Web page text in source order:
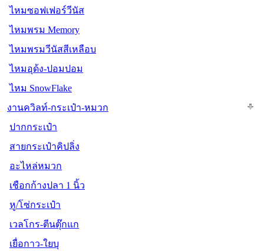
ไหมซอฟเฟอร์วีนัส
ไหมพรม Memory
ไหมพรมวีนัสสีเหลือบ
ไหมอุด้ง-ปอมปอม
ไหม SnowFlake
งานควิลท์-กระเป๋า-หมวก
ปากกระเป๋า
สายกระเป๋าคิปลิ่ง
อะไหล่หมวก
เชือกก้างปลา 1 นิ้ว
หู/โซ่กระเป๋า
เวลโกร-ตีนตุ๊กแก
เยื่อกาว-ใยบุ